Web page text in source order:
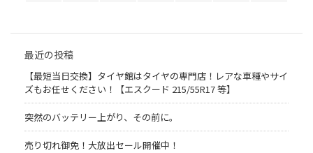
最近の投稿
【最短当日交換】タイヤ館はタイヤの専門店！レアな車種やサイ
ズもお任せください！【エスクード 215/55R17 等】
突然のバッテリー上がり、その前に。
売り切れ御免！大放出セール開催中！